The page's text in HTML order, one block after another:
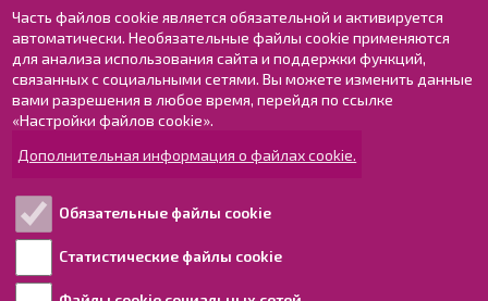
Часть файлов cookie является обязательной и активируется
автоматически. Необязательные файлы cookie применяются
для анализа использования сайта и поддержки функций,
связанных с социальными сетями. Вы можете изменить данные
вами разрешения в любое время, перейдя по ссылке
«Настройки файлов cookie».
Дополнительная информация о файлах cookie.
Обязательные файлы cookie
Статистические файлы cookie
Контактные данные персонала
Карта с указателями
Раахе в Facebook
Раахе в Instagram
Раахе в YouTube
Ознакомьтесь!